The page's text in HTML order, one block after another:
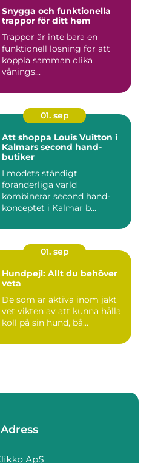
Snygga och funktionella
trappor för ditt hem
Trappor är inte bara en
funktionell lösning för att
koppla samman olika
vånings...
01. sep
Att shoppa Louis Vuitton i
Kalmars second hand-
butiker
I modets ständigt
föränderliga värld
kombinerar second hand-
konceptet i Kalmar b...
01. sep
Hundpejl: Allt du behöver
veta
De som är aktiva inom jakt
vet vikten av att kunna hålla
koll på sin hund, bå...
Adress